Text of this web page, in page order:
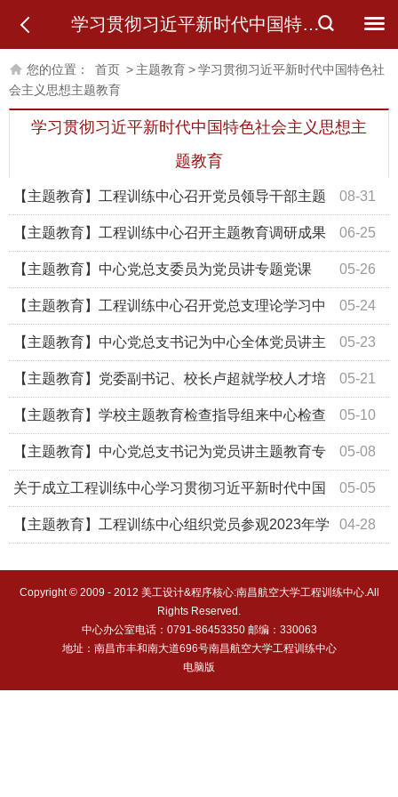
学习贯彻习近平新时代中国特色社会主义思想主题教育
您的位置： 首页 > 主题教育>学习贯彻习近平新时代中国特色社
会主义思想主题教育
学习贯彻习近平新时代中国特色社会主义思想主
题教育
08-31
【主题教育】工程训练中心召开党员领导干部主题
教育和巡视整改专题民主生活会 06-25
【主题教育】工程训练中心召开主题教育调研成果
交流会 05-26
【主题教育】中心党总支委员为党员讲专题党课
05-24
【主题教育】工程训练中心召开党总支理论学习中
心组会议暨主题教育专题学习会 05-23
【主题教育】中心党总支书记为中心全体党员讲主
题教育专题党课 05-21
【主题教育】党委副书记、校长卢超就学校人才培
养工作深入基层调研走访 05-10
【主题教育】学校主题教育检查指导组来中心检查
指导工作 05-08
【主题教育】中心党总支书记为党员讲主题教育专
题党课 05-05
关于成立工程训练中心学习贯彻习近平新时代中国
特色社会主义思想主题教育领导小组的通知 04-28
【主题教育】工程训练中心组织党员参观2023年学
Copyright © 2009 - 2012 美工设计&程序核心:南昌航空大学工程训练中心.All
Rights Reserved.
中心办公室电话：0791-86453350 邮编：330063
地址：南昌市丰和南大道696号南昌航空大学工程训练中心
电脑版